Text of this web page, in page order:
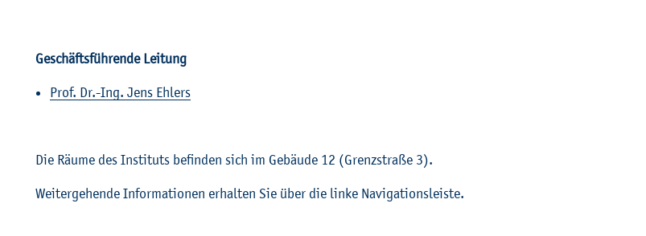
Ge­schäfts­füh­ren­de Lei­tung
Prof. Dr.-Ing. Jens Eh­lers
Die Räume des In­sti­tuts be­fin­den sich im Ge­bäu­de 12 (Grenz­stra­ße 3).
Wei­ter­ge­hen­de In­for­ma­tio­nen er­hal­ten Sie über die linke Na­vi­ga­ti­ons­leis­te.